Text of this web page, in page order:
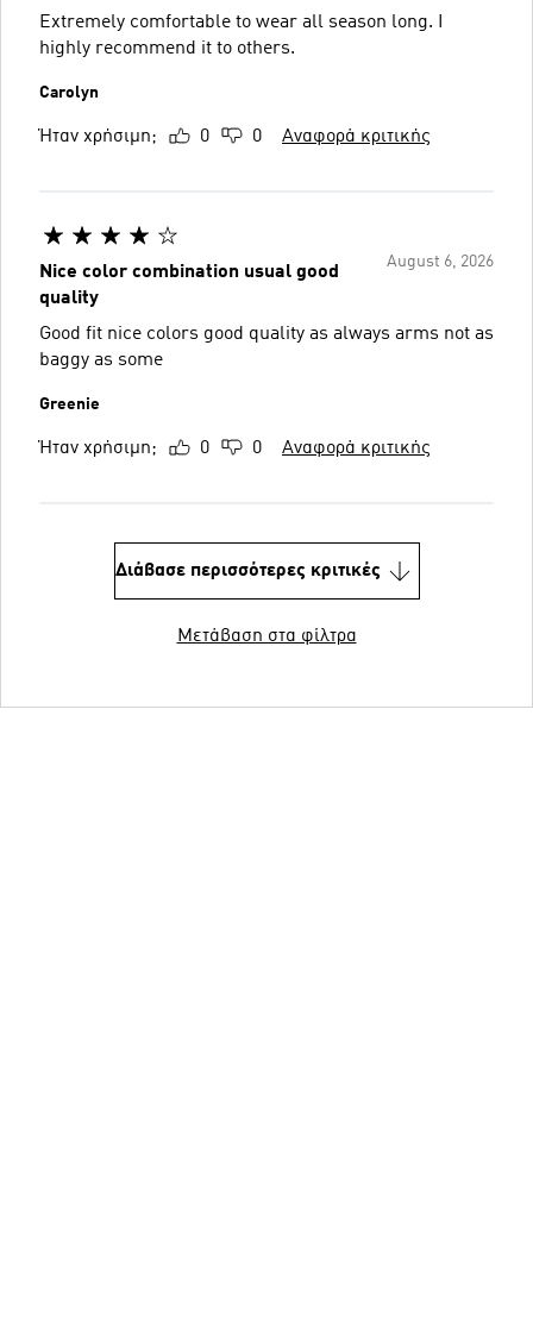
Extremely comfortable to wear all season long. I
highly recommend it to others.
Carolyn
Ήταν χρήσιμη; 0 0 Αναφορά κριτικής
August 6, 2026
Nice color combination usual good
quality
Good fit nice colors good quality as always arms not as
baggy as some
Greenie
Ήταν χρήσιμη; 0 0 Αναφορά κριτικής
Διάβασε περισσότερες κριτικές
Μετάβαση στα φίλτρα